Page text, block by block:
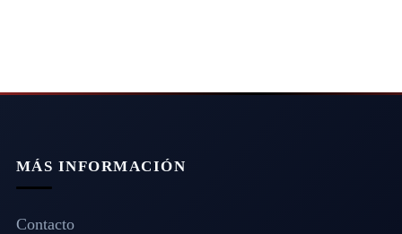
MÁS INFORMACIÓN
Contacto